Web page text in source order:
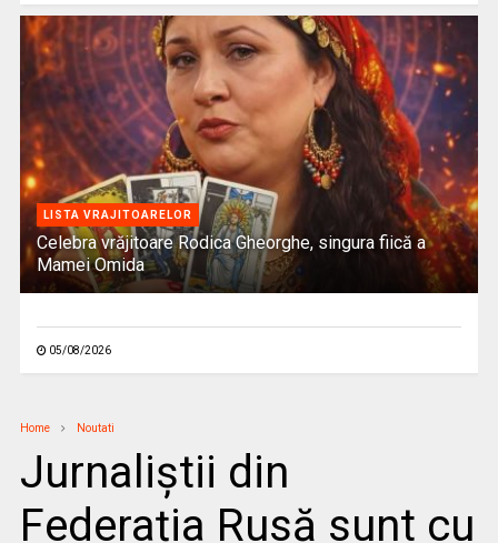
LISTA VRAJITOARELOR
Celebra vrăjitoare Rodica Gheorghe, singura fiică a
Mamei Omida
05/08/2026
Home Noutati
Jurnaliștii din
Federația Rusă sunt cu